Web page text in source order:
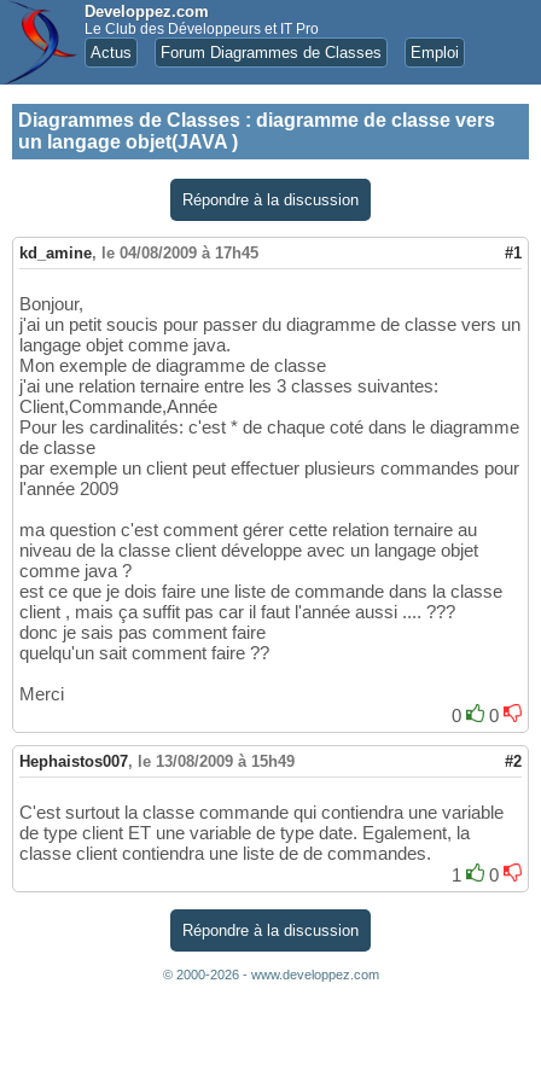
Developpez.com
Le Club des Développeurs et IT Pro
Actus Forum Diagrammes de Classes Emploi
Diagrammes de Classes : diagramme de classe vers
un langage objet(JAVA )
Répondre à la discussion
kd_amine, le 04/08/2009 à 17h45 #1
Bonjour,
j'ai un petit soucis pour passer du diagramme de classe vers un
langage objet comme java.
Mon exemple de diagramme de classe
j'ai une relation ternaire entre les 3 classes suivantes:
Client,Commande,Année
Pour les cardinalités: c'est * de chaque coté dans le diagramme
de classe
par exemple un client peut effectuer plusieurs commandes pour
l'année 2009
ma question c'est comment gérer cette relation ternaire au
niveau de la classe client développe avec un langage objet
comme java ?
est ce que je dois faire une liste de commande dans la classe
client , mais ça suffit pas car il faut l'année aussi .... ???
donc je sais pas comment faire
quelqu'un sait comment faire ??
Merci
0
0
Hephaistos007, le 13/08/2009 à 15h49 #2
C'est surtout la classe commande qui contiendra une variable
de type client ET une variable de type date. Egalement, la
classe client contiendra une liste de de commandes.
1
0
Répondre à la discussion
© 2000-2026 - www.developpez.com